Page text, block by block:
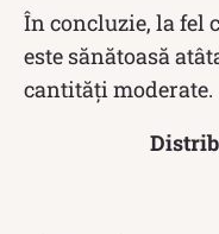
În concluzie, la fel
este sănătoasă
cantități moderate.